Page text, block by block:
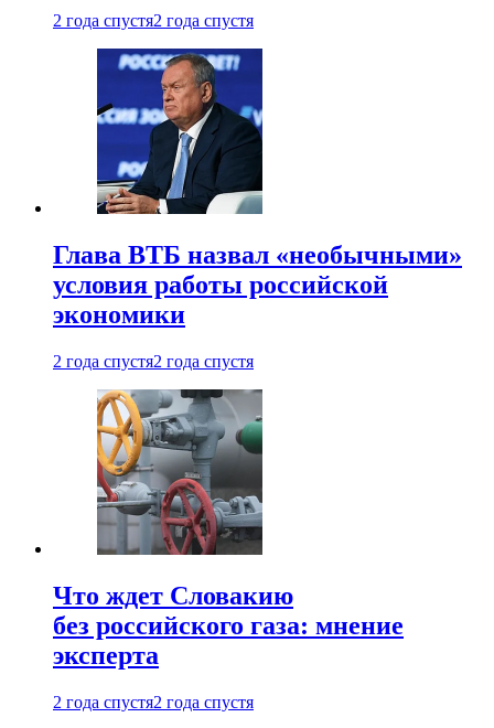
2 года спустя2 года спустя
Глава ВТБ назвал «необычными»
условия работы российской
экономики
2 года спустя2 года спустя
Что ждет Словакию
без российского газа: мнение
эксперта
2 года спустя2 года спустя